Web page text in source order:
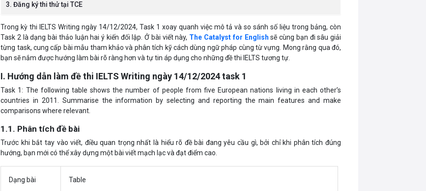
3. Đăng ký thi thử tại TCE
Trong kỳ thi IELTS Writing ngày 14/12/2024, Task 1 xoay quanh việc mô tả và so sánh số liệu trong bảng, còn
Task 2 là dạng bài thảo luận hai ý kiến đối lập. Ở bài viết này, The Catalyst for English sẽ cùng bạn đi sâu giải
từng task, cung cấp bài mẫu tham khảo và phân tích kỹ cách dùng ngữ pháp cùng từ vựng. Mong rằng qua đó,
bạn sẽ nắm được hướng làm bài rõ ràng hơn và tự tin áp dụng cho những đề thi IELTS tương tự.
I. Hướng dẫn làm đề thi IELTS Writing ngày 14/12/2024 task 1
Task 1: The following table shows the number of people from five European nations living in each other’s
countries in 2011. Summarise the information by selecting and reporting the main features and make
comparisons where relevant.
1.1. Phân tích đề bài
Trước khi bắt tay vào viết, điều quan trọng nhất là hiểu rõ đề bài đang yêu cầu gì, bởi chỉ khi phân tích đúng
hướng, bạn mới có thể xây dựng một bài viết mạch lạc và đạt điểm cao.
Dạng bài Table